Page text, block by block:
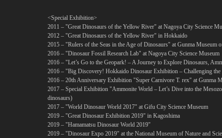
<Special Exhibition>
2011 – "Great Dinosaurs of the Yellow River" at Nagoya City Science
2012 – "Great Dinosaurs of the Yellow River" in Hokkaido
2015 – "Rulers of the Seas in the Age of Dinosaurs" at Gunma Museum
2016 – "Dinosaur Fossil Research Lab" at Nagoya City Science Museum
2016 – "Let’s Go to the Geopark! – A Journey to Explore Dinosaurs,
2016 – "Big Discovery! Hokkaido Dinosaur Exhibition – Challenging
2016 – 20th Anniversary Exhibition "Super Carnivore T. rex" at Gunma
2017 – Special Exhibition "Ammonite World – Let’s Dive into the
dinosaurs)
2017 – "World Dinosaur World 2017" at Gifu City Science Museum
2019 – "Great Dinosaur Exhibition 2019" in Kagoshima
2019 – "Hamamatsu Dinosaur World 2019"
2019 – "Dinosaur Expo 2019" at the National Museum of Nature and